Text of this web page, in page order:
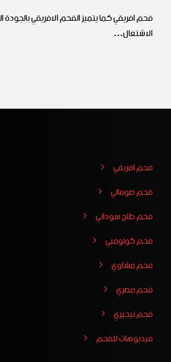
فحم افريقي كما يتميز الفحم الافريقي بالجودة
الاشتعال…
فحم افريقي
فحم صومالي
فحم طلح سوداني
فحم كولومبي
فحم مشاوي
فحم مصري
فحم نيجيري
فيدبوهات للفحم